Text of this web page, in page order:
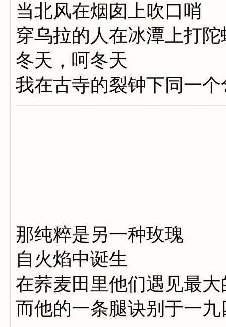
当北风在烟囱上吹口哨
穿乌拉的人在冰潭上打陀
冬天，呵冬天
我在古寺的裂钟下同一
那纯粹是另一种玫瑰
自火焰中诞生
在荞麦田里他们遇见最大
而他的一条腿诀别于一九